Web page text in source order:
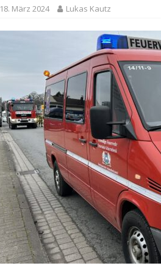
18. März 2024 Lukas Kautz